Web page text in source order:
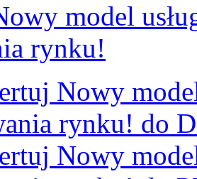
model
rynku!
Nowy
rynku! do
Nowy